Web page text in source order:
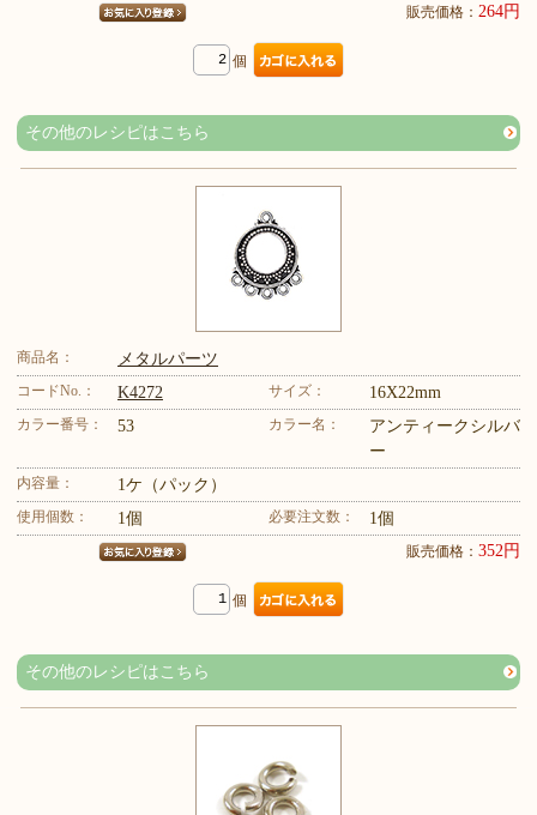
販売価格： 264円
個
その他のレシピはこちら
商品名： メタルパーツ
コードNo.： K4272 サイズ： 16X22mm
カラー番号： 53 カラー名：
アンティークシルバ
ー
内容量： 1ケ（パック）
使用個数： 1個 必要注文数： 1個
販売価格： 352円
個
その他のレシピはこちら